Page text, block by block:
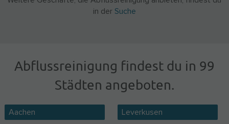
in der Suche
Abflussreinigung findest du in 99
Städten angeboten.
Aachen Leverkusen